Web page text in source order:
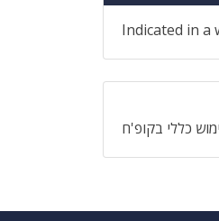
Indicated in a
כללי בקופ'ח